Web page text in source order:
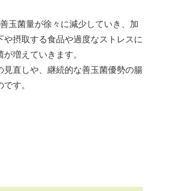
玉菌量が徐々に減少していき、加
摂取する食品や過度なストレスに
増えていきます。
直しや、継続的な善玉菌優勢の腸
す。